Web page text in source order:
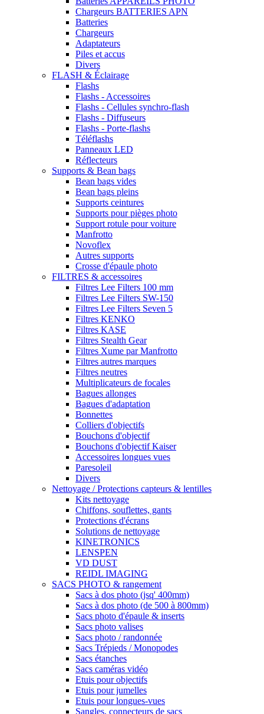
Chargeurs BATTERIES APN
Batteries
Chargeurs
Adaptateurs
Piles et accus
Divers
FLASH & Éclairage
Flashs
Flashs - Accessoires
Flashs - Cellules synchro-flash
Flashs - Diffuseurs
Flashs - Porte-flashs
Téléflashs
Panneaux LED
Réflecteurs
Supports & Bean bags
Bean bags vides
Bean bags pleins
Supports ceintures
Supports pour pièges photo
Support rotule pour voiture
Manfrotto
Novoflex
Autres supports
Crosse d'épaule photo
FILTRES & accessoires
Filtres Lee Filters 100 mm
Filtres Lee Filters SW-150
Filtres Lee Filters Seven 5
Filtres KENKO
Filtres KASE
Filtres Stealth Gear
Filtres Xume par Manfrotto
Filtres autres marques
Filtres neutres
Multiplicateurs de focales
Bagues allonges
Bagues d'adaptation
Bonnettes
Colliers d'objectifs
Bouchons d'objectif
Bouchons d'objectif Kaiser
Accessoires longues vues
Paresoleil
Divers
Nettoyage / Protections capteurs & lentilles
Kits nettoyage
Chiffons, souflettes, gants
Protections d'écrans
Solutions de nettoyage
KINETRONICS
LENSPEN
VD DUST
REIDL IMAGING
SACS PHOTO & rangement
Sacs à dos photo (jsq' 400mm)
Sacs à dos photo (de 500 à 800mm)
Sacs photo d'épaule & inserts
Sacs photo valises
Sacs photo / randonnée
Sacs Trépieds / Monopodes
Sacs étanches
Sacs caméras vidéo
Etuis pour objectifs
Etuis pour jumelles
Etuis pour longues-vues
Sangles, connecteurs de sacs